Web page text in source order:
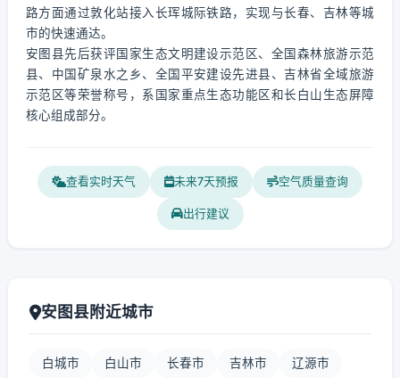
路方面通过敦化站接入长珲城际铁路，实现与长春、吉林等城
市的快速通达。
安图县先后获评国家生态文明建设示范区、全国森林旅游示范
县、中国矿泉水之乡、全国平安建设先进县、吉林省全域旅游
示范区等荣誉称号，系国家重点生态功能区和长白山生态屏障
核心组成部分。
查看实时天气 未来7天预报 空气质量查询
出行建议
安图县附近城市
白城市 白山市 长春市 吉林市 辽源市